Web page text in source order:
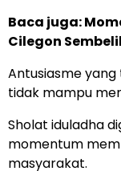
Baca juga:
Cilegon
Antusiasme
tidak mampu
Sholat iduladha
momentum
masyarakat.